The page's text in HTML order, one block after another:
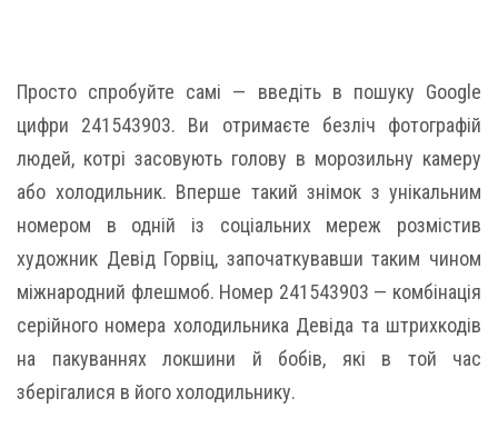
Просто спробуйте самі — введіть в пошуку Google
цифри 241543903. Ви отримаєте безліч фотографій
людей, котрі засовують голову в морозильну камеру
або холодильник. Вперше такий знімок з унікальним
номером в одній із соціальних мереж розмістив
художник Девід Горвіц, започаткувавши таким чином
міжнародний флешмоб. Номер 241543903 — комбінація
серійного номера холодильника Девіда та штрихкодів
на пакуваннях локшини й бобів, які в той час
зберігалися в його холодильнику.